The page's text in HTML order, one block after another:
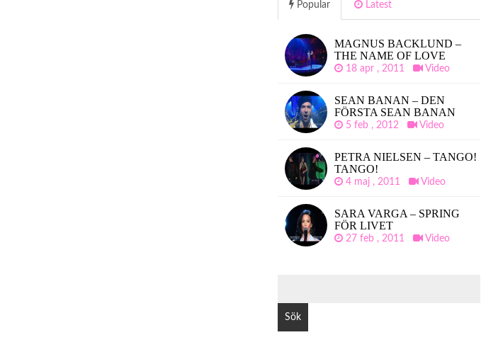
Popular Latest
MAGNUS BACKLUND –
THE NAME OF LOVE
18 apr , 2011 Video
SEAN BANAN – DEN
FÖRSTA SEAN BANAN
5 feb , 2012 Video
PETRA NIELSEN – TANGO!
TANGO!
4 maj , 2011 Video
SARA VARGA – SPRING
FÖR LIVET
27 feb , 2011 Video